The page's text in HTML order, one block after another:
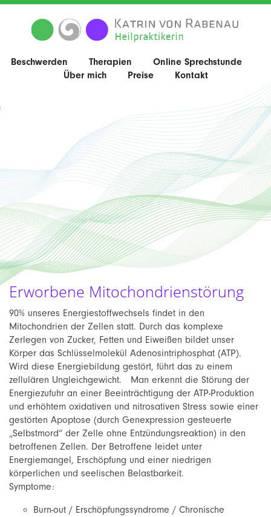
Beschwerden Therapien
Online Sprechstunde
Über mich
Preise Kontakt
Erworbene Mitochondrienstörung
90% unseres Energiestoffwechsels findet in den
Mitochondrien der Zellen statt. Durch das komplexe
Zerlegen von Zucker, Fetten und Eiweißen bildet unser
Körper das Schlüsselmolekül Adenosintriphosphat (ATP).
Wird diese Energiebildung gestört, führt das zu einem
zellulären Ungleichgewicht. Man erkennt die Störung der
Energiezufuhr an einer Beeinträchtigung der ATP-Produktion
und erhöhtem oxidativen und nitrosativen Stress sowie einer
gestörten Apoptose (durch Genexpression gesteuerte
„Selbstmord“ der Zelle ohne Entzündungsreaktion) in den
betroffenen Zellen. Der Betroffene leidet unter
Energiemangel, Erschöpfung und einer niedrigen
körperlichen und seelischen Belastbarkeit.
Symptome:
Burn-out / Erschöpfungssyndrome / Chronische